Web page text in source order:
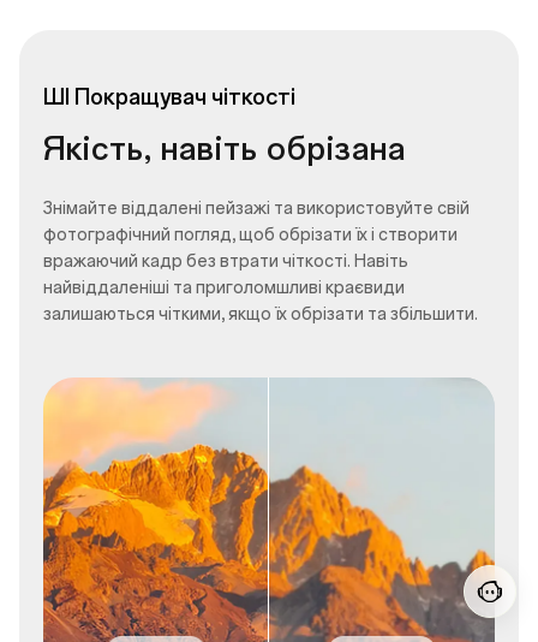
ШІ Покращувач чіткості
Якість, навіть обрізана
Знімайте віддалені пейзажі та використовуйте свій
фотографічний погляд, щоб обрізати їх і створити
вражаючий кадр без втрати чіткості. Навіть
найвіддаленіші та приголомшливі краєвиди
залишаються чіткими, якщо їх обрізати та збільшити.